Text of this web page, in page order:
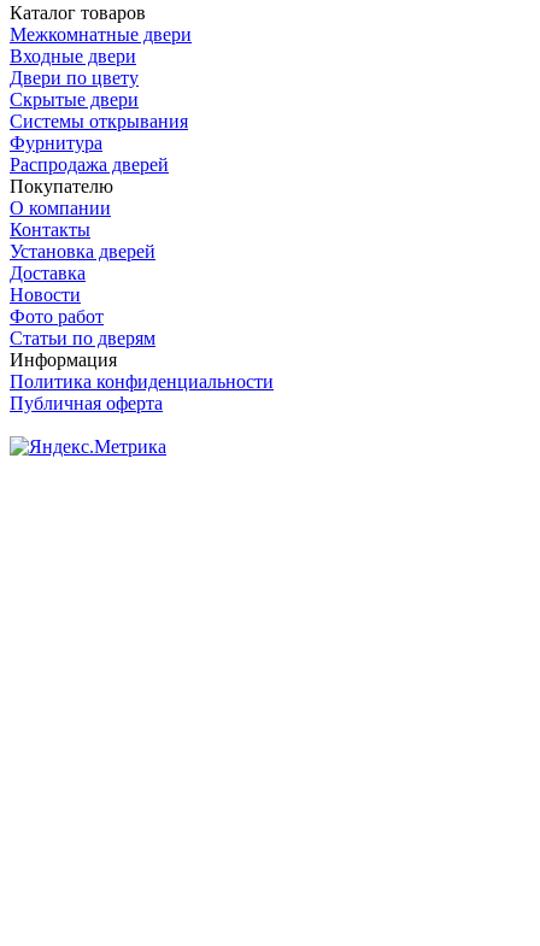
Каталог товаров
Межкомнатные двери
Входные двери
Двери по цвету
Скрытые двери
Системы открывания
Фурнитура
Распродажа дверей
Покупателю
О компании
Контакты
Установка дверей
Доставка
Новости
Фото работ
Статьи по дверям
Информация
Политика конфиденциальности
Публичная оферта